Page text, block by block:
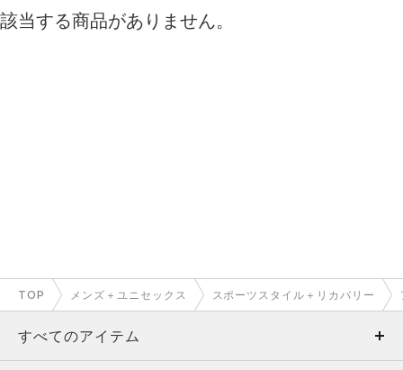
該当する商品がありません。
TOP メンズ＋ユニセックス スポーツスタイル＋リカバリー
すべてのアイテム